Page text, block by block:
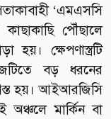
‘এমএসসি
পৌঁছালে
হয়। ক্ষেপণাস্ত্রটি
বড় ধরনের
হয়। আইআরজিসি
অঞ্চলে মার্কিন বা